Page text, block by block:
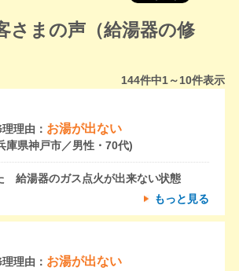
さまの声（給湯器の修
144件中1～10件表示
理由： お湯が出ない
庫県神戸市／男性・70代)
給湯器のガス点火が出来ない状態
もっと見る
理由： お湯が出ない